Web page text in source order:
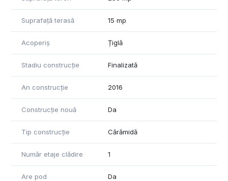
Suprafață terasă 15 mp
Acoperiș Țiglă
Stadiu construcție Finalizată
An construcție 2016
Construcție nouă Da
Tip construcție Cărămidă
Număr etaje clădire 1
Are pod Da